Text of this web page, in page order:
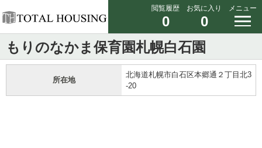
閲覧履歴
0
お気に入り
0
メニュー
もりのなかま保育園札幌白石園
所在地
北海道札幌市白石区本郷通２丁目北3
-20